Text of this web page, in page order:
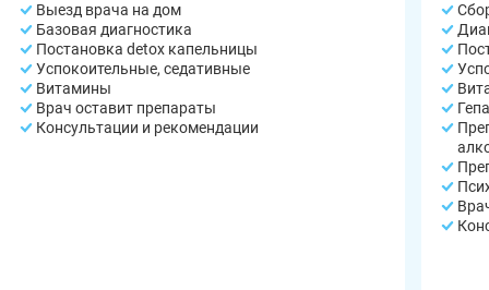
Выезд врача на дом
Базовая диагностика
Постановка detox капельницы
Успокоительные, седативные
Витамины
Врач оставит препараты
Консультации и рекомендации